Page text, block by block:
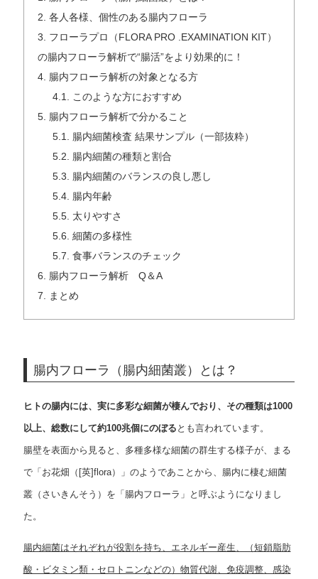
2. 各人各様、個性のある腸内フローラ
3.
フローラプロ（FLORA PRO .EXAMINATION KIT）
の腸内フローラ解析で“腸活”をより効果的に！
4. 腸内フローラ解析の対象となる方
4.1.
このような方におすすめ
5. 腸内フローラ解析で分かること
5.1.
腸内細菌検査 結果サンプル（一部抜粋）
5.2.
腸内細菌の種類と割合
5.3.
腸内細菌のバランスの良し悪し
5.4. 腸内年齢
5.5. 太りやすさ
5.6. 細菌の多様性
5.7. 食事バランスのチェック
6.
腸内フローラ解析 Q＆A
7.
まとめ
腸内フローラ（腸内細菌叢）とは？
ヒトの腸内には、実に多彩な細菌が棲んでおり、その種類は1000
以上、総数にして約100兆個にのぼる とも言われています。
腸壁を表面から見ると、多種多様な細菌の群生する様子が、まる
で「お花畑（[英]flora）」のようであことから、腸内に棲む細菌
叢（さいきんそう）を「腸内フローラ」と呼ぶようになりまし
た。
腸内細菌はそれぞれが役割を持ち、エネルギー産生、（短鎖脂肪
酸・ビタミン類・セロトニンなどの）物質代謝、免疫調整、感染